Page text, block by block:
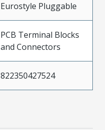
Eurostyle Pluggable
PCB Terminal Blocks
and Connectors
822350427524